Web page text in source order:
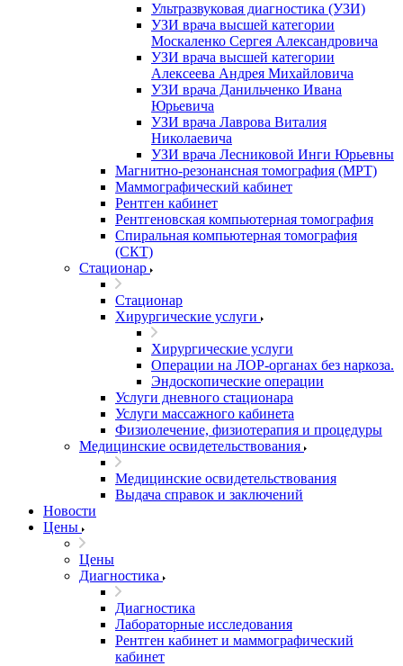
Ультразвуковая диагностика (УЗИ)
УЗИ врача высшей категории
Москаленко Сергея Александровича
УЗИ врача высшей категории
Алексеева Андрея Михайловича
УЗИ врача Данильченко Ивана
Юрьевича
УЗИ врача Лаврова Виталия
Николаевича
УЗИ врача Лесниковой Инги Юрьевны
Магнитно-резонансная томография (МРТ)
Маммографический кабинет
Рентген кабинет
Рентгеновская компьютерная томография
Спиральная компьютерная томография
(СКТ)
Стационар
Стационар
Хирургические услуги
Хирургические услуги
Операции на ЛОР-органах без наркоза.
Эндоскопические операции
Услуги дневного стационара
Услуги массажного кабинета
Физиолечение, физиотерапия и процедуры
Медицинские освидетельствования
Медицинские освидетельствования
Выдача справок и заключений
Новости
Цены
Цены
Диагностика
Диагностика
Лабораторные исследования
Рентген кабинет и маммографический
кабинет